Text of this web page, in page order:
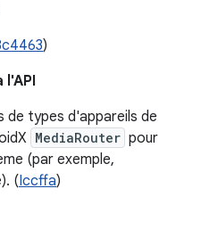
)
de types d'appareils de
MediaRouter pour
(par exemple,
(Iccffa)